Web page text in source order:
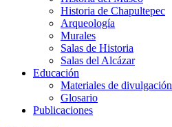
Historia de Chapultepec
Arqueología
Murales
Salas de Historia
Salas del Alcázar
Educación
Materiales de divulgación
Glosario
Publicaciones